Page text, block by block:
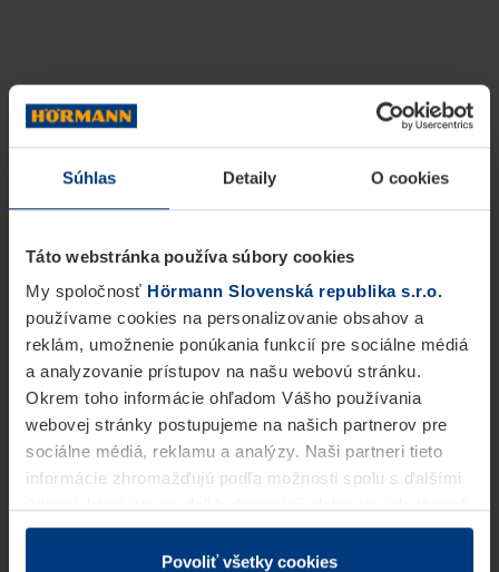
Súhlas Detaily O cookies
Táto webstránka používa súbory cookies
My spoločnosť Hörmann Slovenská republika s.r.o.
používame cookies na personalizovanie obsahov a
reklám, umožnenie ponúkania funkcií pre sociálne médiá
a analyzovanie prístupov na našu webovú stránku.
Okrem toho informácie ohľadom Vášho používania
webovej stránky postupujeme na našich partnerov pre
sociálne médiá, reklamu a analýzy. Naši partneri tieto
informácie zhromažďujú podľa možnosti spolu s ďalšími
v rámci Vášho využívania služieb.
Z právneho hľadiska môžeme cookies ukladať na Vašom
Povoliť všetky cookies